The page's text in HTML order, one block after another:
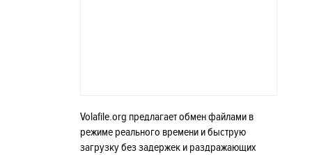
Volafile.org предлагает обмен файлами в
режиме реального времени и быструю
загрузку без задержек и раздражающих